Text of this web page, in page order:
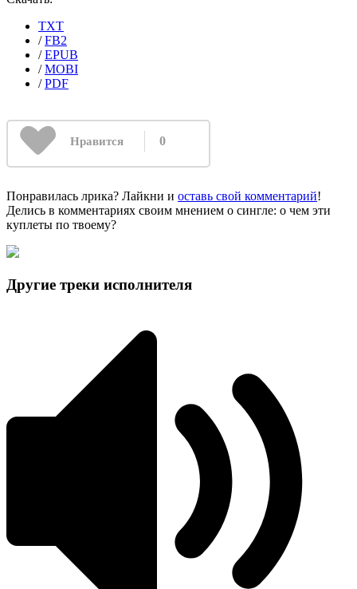
TXT
/FB2
/EPUB
/MOBI
/PDF
Нравится 0
Понравилась лрика? Лайкни и оставь свой комментарий!
Делись в комментариях своим мнением о сингле: о чем эти
куплеты по твоему?
Другие треки исполнителя